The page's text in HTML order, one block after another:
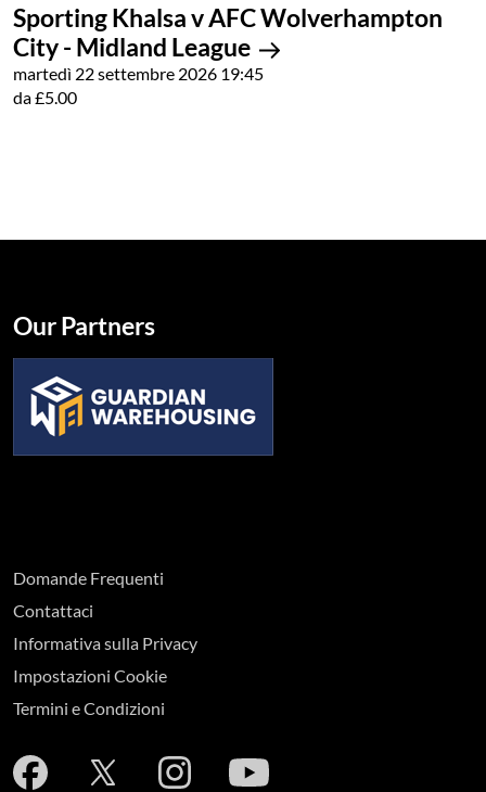
Sporting Khalsa v AFC Wolverhampton
City - Midland League
martedì 22 settembre 2026 19:45
da £5.00
Domande Frequenti
Contattaci
Informativa sulla Privacy
Impostazioni Cookie
Termini e Condizioni
Our Partners